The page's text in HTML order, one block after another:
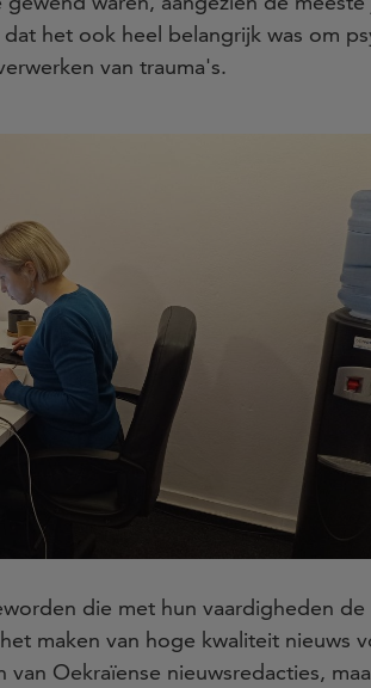
het ook heel belangrijk was om
van trauma's.
die met hun vaardigheden de
maken van hoge kwaliteit nieuws
Oekraïense nieuwsredacties,